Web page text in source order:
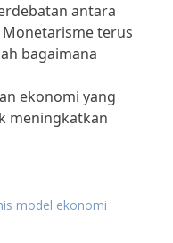
antara
terus
bagaimana
ekonomi yang
meningkatkan
model ekonomi